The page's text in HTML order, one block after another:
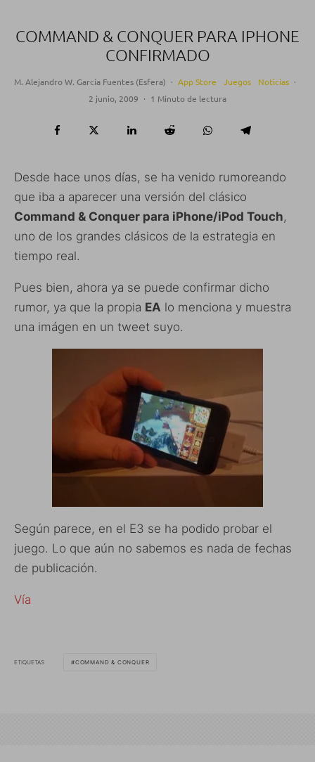
COMMAND & CONQUER PARA IPHONE
CONFIRMADO
M. Alejandro W. García Fuentes (Esfera) · App Store Juegos Noticias ·
2 junio, 2009 · 1 Minuto de lectura
Desde hace unos días, se ha venido rumoreando
que iba a aparecer una versión del clásico
Command & Conquer para iPhone/iPod Touch,
uno de los grandes clásicos de la estrategia en
tiempo real.
Pues bien, ahora ya se puede confirmar dicho
rumor, ya que la propia EA lo menciona y muestra
una imágen en un tweet suyo.
Según parece, en el E3 se ha podido probar el
juego. Lo que aún no sabemos es nada de fechas
de publicación.
Vía
ETIQUETAS COMMAND & CONQUER